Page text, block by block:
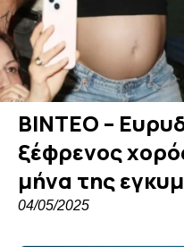
ΒΙΝΤΕΟ –
ξέφρενος
μήνα της
04/05/2025